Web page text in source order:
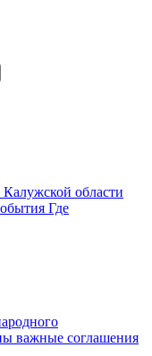
Где
важные соглашения